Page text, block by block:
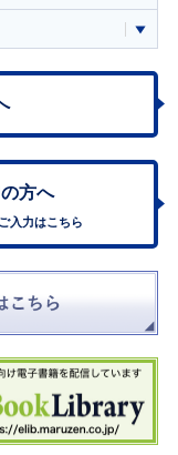
方へ
入力はこちら